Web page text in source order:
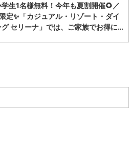
学生1名様無料！今年も夏割開催🌻／
定✨「カジュアル・リゾート・ダイ
グ セリーナ」では、ご家族でお得に…